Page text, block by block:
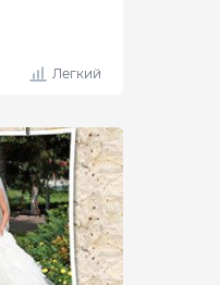
Легкий